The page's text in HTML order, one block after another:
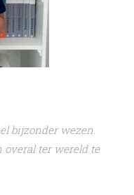
bijzonder wezen.
overal ter wereld te